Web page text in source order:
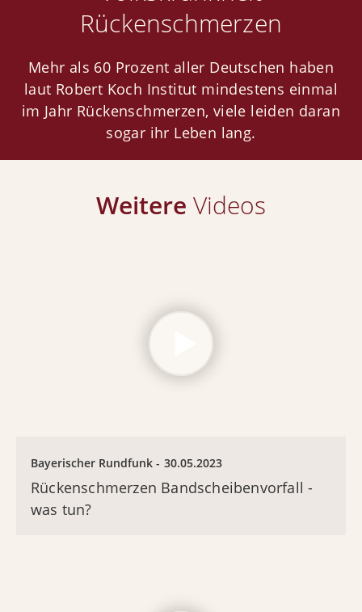
Orthopädie
Weitere Fachbereiche
Ärzte
Rückenschmerzen
Mehr als 60 Prozent aller Deutschen haben
laut Robert Koch Institut mindestens einmal
im Jahr Rückenschmerzen, viele leiden daran
sogar ihr Leben lang.
Weitere Videos
Bayerischer Rundfunk 30.05.2023
Rückenschmerzen Bandscheibenvorfall -
was tun?